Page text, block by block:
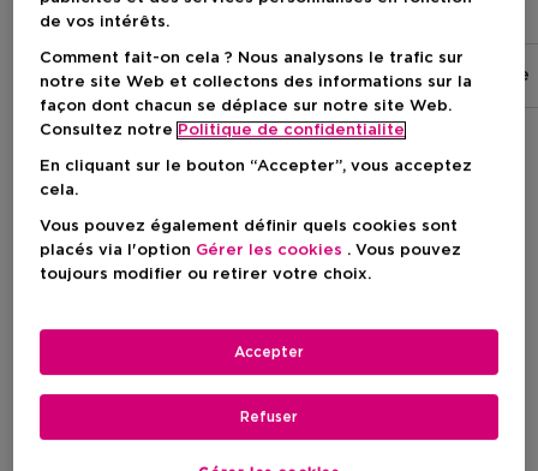
Shampooing Après-shampooing Gommage
Filtrer
4 Résultats
de vos intérêts.
Comment fait-on cela ? Nous analysons le trafic sur
notre site Web et collectons des informations sur la
façon dont chacun se déplace sur notre site Web.
Consultez notre Politique de confidentialite
En cliquant sur le bouton “Accepter”, vous acceptez
cela.
Vous pouvez également définir quels cookies sont
placés via l'option Gérer les cookies . Vous pouvez
toujours modifier ou retirer votre choix.
Refuser
Accepter